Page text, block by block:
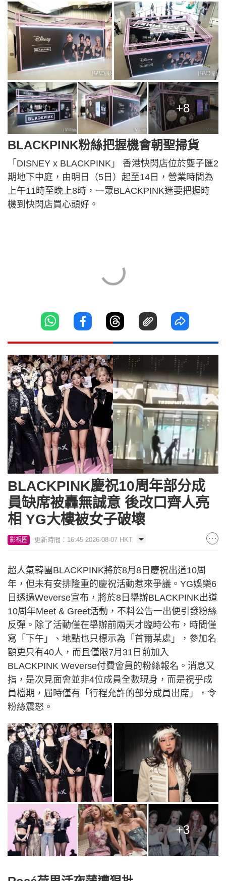
+8
BLACKPINK粉絲把握機會朝聖掃貨
「DISNEY x BLACKPINK」 香港快閃店位於雙子匯2
期地下中庭，由明日（5日）起至14日，營業時間為
上午11時至晚上8時，一眾BLACKPINK迷要把握時
機到快閃店買心頭好。
BLACKPINK慶祝10周年部分成
員缺席被轟無誠意 後改口齊人亮
相 YG大樓被女子破壞
影視圈 更新時間：16:45 2026-08-07 HKT
超人氣韓團BLACKPINK將於8月8日慶祝出道10周
年，但未有安排隆重的慶祝活動惹來爭議。YG娛樂6
日透過Weverse宣布，將於8日舉辦BLACKPINK出道
10周年Meet & Greet活動，不料公告一出便引發粉絲
反彈。除了活動僅在舉辦前兩天才臨時公布，時間僅
寫「下午」、地點也只標示為「首爾某處」，參加名
額更只有40人，而且僅限7月31日前加入
BLACKPINK Weverse付費會員的粉絲報名。消息又
指，是次見面會並非4位成員全數現身，而是視乎成
員檔期，屆時僅有「行程允許的部分成員出席」，令
粉絲震怒。
+3